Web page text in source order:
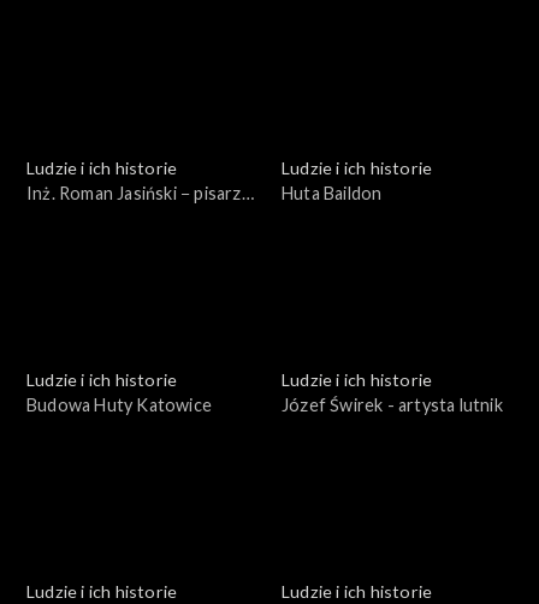
Ludzie i ich historie
Inż. Roman Jasiński − pisarz
Ludzie i ich historie
Huta Baildon
Ludzie i ich historie
Budowa Huty Katowice
Ludzie i ich historie
Józef Świrek - artysta lutnik
Ludzie i ich historie
Ludzie i ich historie